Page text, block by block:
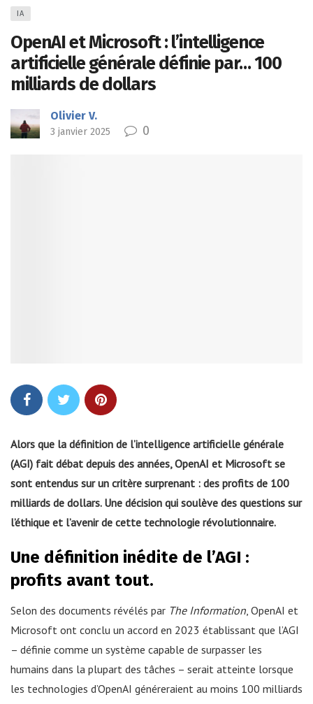
IA
OpenAI et Microsoft : l’intelligence
artificielle générale définie par… 100
milliards de dollars
Olivier V.
3 janvier 2025 0
Alors que la définition de l’intelligence artificielle générale
(AGI) fait débat depuis des années, OpenAI et Microsoft se
sont entendus sur un critère surprenant : des profits de 100
milliards de dollars. Une décision qui soulève des questions sur
l’éthique et l’avenir de cette technologie révolutionnaire.
Une définition inédite de l’AGI :
profits avant tout.
Selon des documents révélés par The Information , OpenAI et
Microsoft ont conclu un accord en 2023 établissant que l’AGI
– définie comme un système capable de surpasser les
humains dans la plupart des tâches – serait atteinte lorsque
les technologies d’OpenAI généreraient au moins 100 milliards